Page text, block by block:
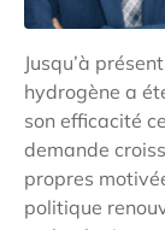
Jusqu’à
hydrogène a
son efficacité
demande
propres
politique